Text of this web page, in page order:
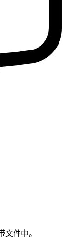
件中。